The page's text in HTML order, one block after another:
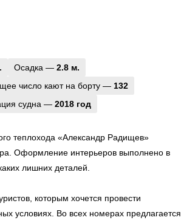
Осадка — 2.8 м.
число кают на борту — 132
судна — 2018 год
теплохода «Александр Радищев»
Оформление интерьеров выполнено в
лишних деталей.
которым хочется провести
условиях. Во всех номерах предлагается